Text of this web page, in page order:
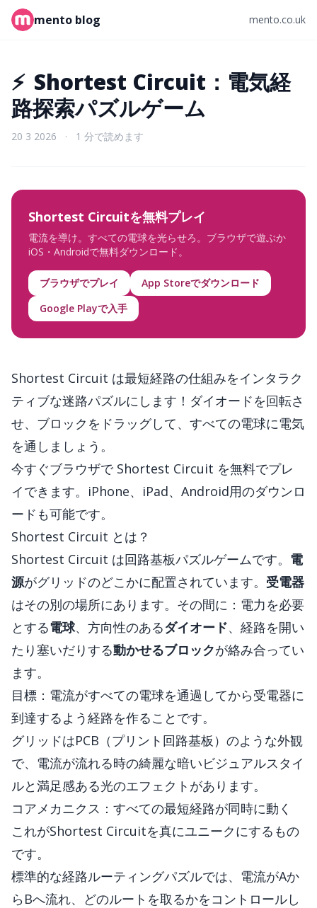
mento blog mento.co.uk
⚡ Shortest Circuit：電気経
路探索パズルゲーム
20 3 2026 · 1 分で読めます
Shortest Circuitを無料プレイ
電流を導け。すべての電球を光らせろ。ブラウザで遊ぶか
iOS・Androidで無料ダウンロード。
ブラウザでプレイ
App Storeでダウンロード
Google Playで入手
Shortest Circuit は最短経路の仕組みをインタラク
ティブな迷路パズルにします！ダイオードを回転さ
せ、ブロックをドラッグして、すべての電球に電気
を通しましょう。
今すぐブラウザで Shortest Circuit を無料でプレ
イできます。iPhone、iPad、Android用のダウンロ
ードも可能です。
Shortest Circuit とは？
Shortest Circuit は回路基板パズルゲームです。 電
源がグリッドのどこかに配置されています。 受電器
はその別の場所にあります。その間に：電力を必要
とする電球、方向性のあるダイオード、経路を開い
たり塞いだりする動かせるブロックが絡み合ってい
ます。
目標：電流がすべての電球を通過してから受電器に
到達するよう経路を作ることです。
グリッドはPCB（プリント回路基板）のような外観
で、電流が流れる時の綺麗な暗いビジュアルスタイ
ルと満足感ある光のエフェクトがあります。
コアメカニクス：すべての最短経路が同時に動く
これがShortest Circuitを真にユニークにするもの
です。
標準的な経路ルーティングパズルでは、電流がAか
らBへ流れ、どのルートを取るかをコントロールし